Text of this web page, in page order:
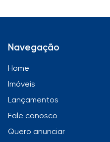
Navegação
Home
Imóveis
Lançamentos
Fale conosco
Quero anunciar